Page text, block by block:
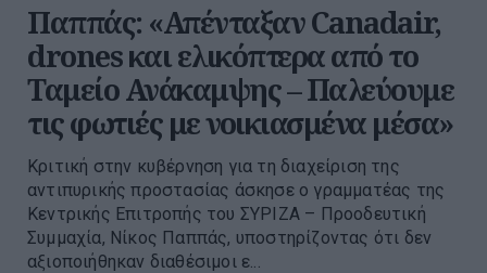
Παππάς: «Απένταξαν Canadair,
drones και ελικόπτερα από το
Ταμείο Ανάκαμψης – Παλεύουμε
τις φωτιές με νοικιασμένα μέσα»
Kριτική στην κυβέρνηση για τη διαχείριση της
αντιπυρικής προστασίας άσκησε ο γραμματέας της
Κεντρικής Επιτροπής του ΣΥΡΙΖΑ – Προοδευτική
Συμμαχία, Νίκος Παππάς, υποστηρίζοντας ότι δεν
αξιοποιήθηκαν διαθέσιμοι ε...